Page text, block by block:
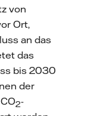
von
Ort,
an das
das
bis 2030
der
2-